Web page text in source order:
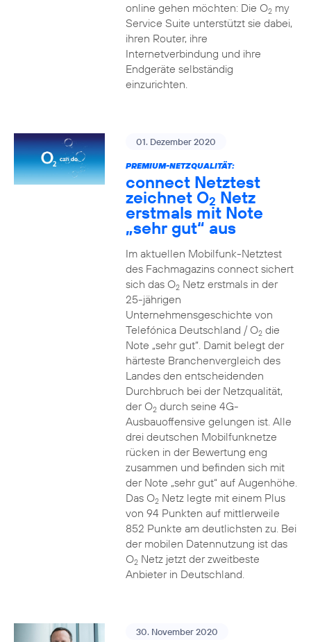
online gehen möchten: Die O2my
Service Suite unterstützt sie dabei,
ihren Router, ihre
Internetverbindung und ihre
Endgeräte selbständig
einzurichten.
01. Dezember 2020
PREMIUM-NETZQUALITÄT:
connect Netztest
zeichnet O2 Netz
erstmals mit Note
„sehr gut“ aus
Im aktuellen Mobilfunk-Netztest
des Fachmagazins connect sichert
sich das O2Netz erstmals in der
25-jährigen
Unternehmensgeschichte von
Telefónica Deutschland / O2die
Note „sehr gut“. Damit belegt der
härteste Branchenvergleich des
Landes den entscheidenden
Durchbruch bei der Netzqualität,
der O2durch seine 4G-
Ausbauoffensive gelungen ist. Alle
drei deutschen Mobilfunknetze
rücken in der Bewertung eng
zusammen und befinden sich mit
der Note „sehr gut“ auf Augenhöhe.
Das O2Netz legte mit einem Plus
von 94 Punkten auf mittlerweile
852 Punkte am deutlichsten zu. Bei
der mobilen Datennutzung ist das
O2Netz jetzt der zweitbeste
Anbieter in Deutschland.
30. November 2020